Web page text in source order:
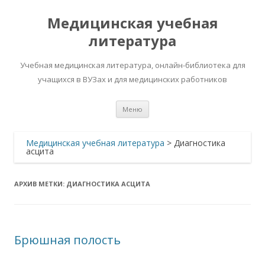
Медицинская учебная
литература
Учебная медицинская литература, онлайн-библиотека для
учащихся в ВУЗах и для медицинских работников
Меню
Медицинская учебная литература > Диагностика
асцита
АРХИВ МЕТКИ: ДИАГНОСТИКА АСЦИТА
Брюшная полость